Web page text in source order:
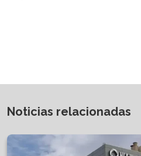
Noticias relacionadas